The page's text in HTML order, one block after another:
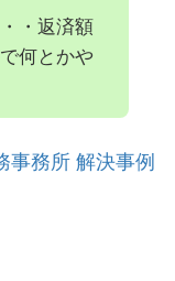
・返済額
何とかや
事務所 解決事例